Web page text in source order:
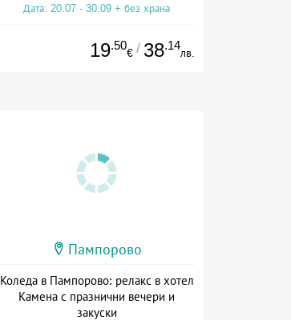
Дата: 20.07 - 30.09 + без храна
19.50
€ / 38.14
лв.
Пампорово
Коледа в Пампорово: релакс в хотел
Камена с празнични вечери и
закуски